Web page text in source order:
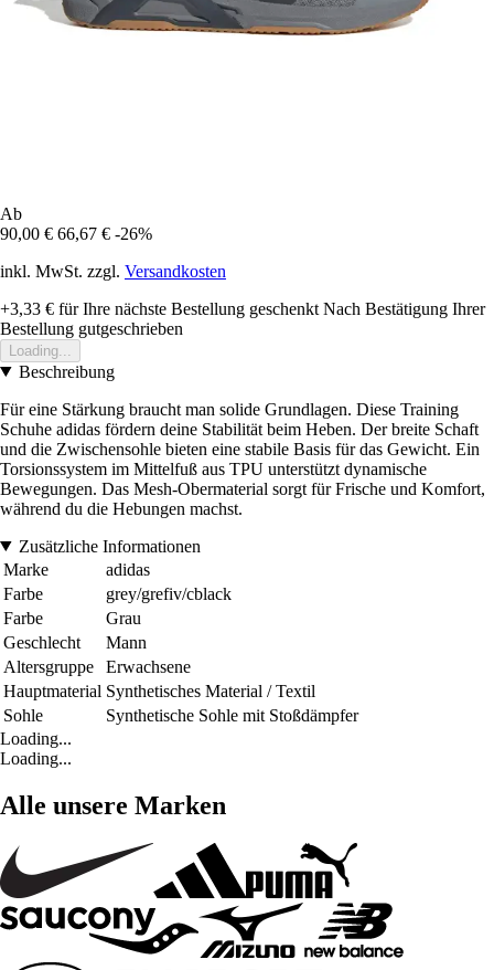
Ab
90,00 € 66,67 € -26%
inkl. MwSt. zzgl. Versandkosten
+3,33 € für Ihre nächste Bestellung geschenkt Nach Bestätigung Ihrer
Bestellung gutgeschrieben
Loading...
Beschreibung
Für eine Stärkung braucht man solide Grundlagen. Diese Training
Schuhe adidas fördern deine Stabilität beim Heben. Der breite Schaft
und die Zwischensohle bieten eine stabile Basis für das Gewicht. Ein
Torsionssystem im Mittelfuß aus TPU unterstützt dynamische
Bewegungen. Das Mesh-Obermaterial sorgt für Frische und Komfort,
während du die Hebungen machst.
Zusätzliche Informationen
Marke
adidas
Farbe
grey/grefiv/cblack
Farbe
Grau
Geschlecht
Mann
Altersgruppe
Erwachsene
Hauptmaterial Synthetisches Material / Textil
Sohle
Synthetische Sohle mit Stoßdämpfer
Loading...
Loading...
Alle unsere Marken